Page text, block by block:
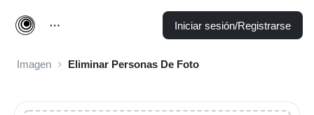
Iniciar sesión/Registrarse
Imagen Eliminar Personas De Foto